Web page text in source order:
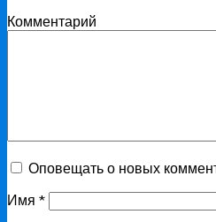
Комментарий
Оповещать о новых
Имя *